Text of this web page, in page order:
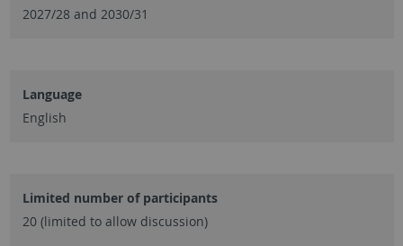
2027/28 and 2030/31
Language
English
Limited number of participants
20 (limited to allow discussion)